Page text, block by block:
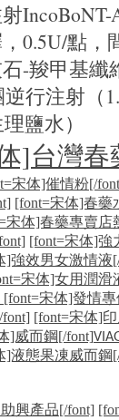
IncoBoNT-
0.5U/點，
-羧甲基纖
行注射（
鹽水）
]台灣春
宋体]催情粉[/
[font=宋体]春藥
宋体]春藥專賣店
[font=宋体]強
]強效男女激情液
宋体]女用潤滑
[font=宋体]發情
[font=宋体]
]威而鋼[/font]
]液態果凍威而鋼
興產品[/font]